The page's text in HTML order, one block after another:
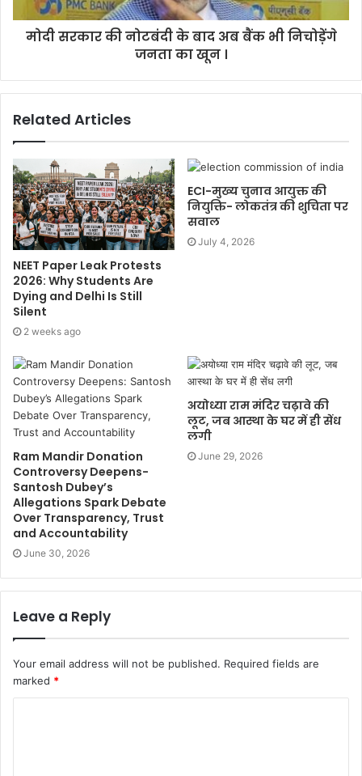
मोदी सरकार की नोटबंदी के बाद अब बैंक भी निचोड़ेंगे
जनता का खून ।
Related Articles
NEET Paper Leak Protests
2026: Why Students Are
Dying and Delhi Is Still
Silent
2 weeks ago
ECI-मुख्य चुनाव आयुक्त की
नियुक्ति- लोकतंत्र की शुचिता पर
सवाल
July 4, 2026
Ram Mandir Donation
Controversy Deepens-
Santosh Dubey’s
Allegations Spark Debate
Over Transparency, Trust
and Accountability
June 30, 2026
अयोध्या राम मंदिर चढ़ावे की
लूट, जब आस्था के घर में ही सेंध
लगी
June 29, 2026
Leave a Reply
Your email address will not be published. Required fields are
marked *